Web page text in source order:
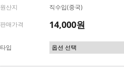
원산지 직수입(중국)
판매가격 14,000원
타입